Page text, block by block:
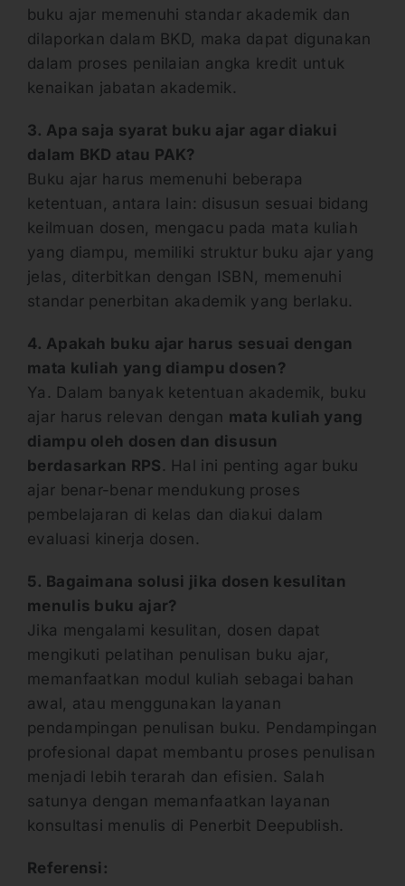
buku ajar memenuhi standar akademik dan
dilaporkan dalam BKD, maka dapat digunakan
dalam proses penilaian angka kredit untuk
kenaikan jabatan akademik.
3. Apa saja syarat buku ajar agar diakui
dalam BKD atau PAK?
Buku ajar harus memenuhi beberapa
ketentuan, antara lain: disusun sesuai bidang
keilmuan dosen, mengacu pada mata kuliah
yang diampu, memiliki struktur buku ajar yang
jelas, diterbitkan dengan ISBN, memenuhi
standar penerbitan akademik yang berlaku.
4. Apakah buku ajar harus sesuai dengan
mata kuliah yang diampu dosen?
Ya. Dalam banyak ketentuan akademik, buku
ajar harus relevan dengan mata kuliah yang
diampu oleh dosen dan disusun
berdasarkan RPS . Hal ini penting agar buku
ajar benar-benar mendukung proses
pembelajaran di kelas dan diakui dalam
evaluasi kinerja dosen.
5. Bagaimana solusi jika dosen kesulitan
menulis buku ajar?
Jika mengalami kesulitan, dosen dapat
mengikuti pelatihan penulisan buku ajar,
memanfaatkan modul kuliah sebagai bahan
awal, atau menggunakan layanan
pendampingan penulisan buku. Pendampingan
profesional dapat membantu proses penulisan
menjadi lebih terarah dan efisien. Salah
satunya dengan memanfaatkan layanan
konsultasi menulis di Penerbit Deepublish.
Referensi: